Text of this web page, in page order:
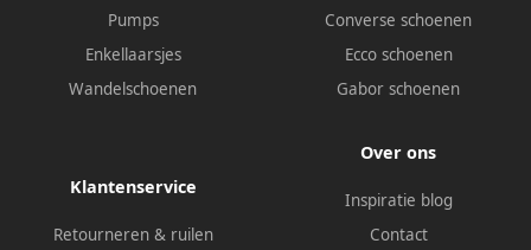
Pumps
Enkellaarsjes
Wandelschoenen
Converse schoenen
Ecco schoenen
Gabor schoenen
Klantenservice
Retourneren & ruilen
Over ons
Inspiratie blog
Contact